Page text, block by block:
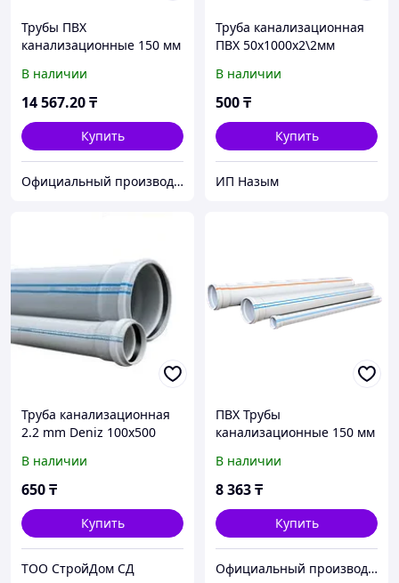
Трубы ПВХ
канализационные 150 мм
Трёхметровые
В наличии
14 567.20₸
Купить
Официальный производитель и дистрибьютор пластиковых труб Deniz и оконного профиля Wuko
Труба канализационная
ПВХ 50х1000х2\2мм
В наличии
500₸
Купить
ИП Назым
Труба канализационная
2.2 mm Deniz 100х500
В наличии
650₸
Купить
TOO CтpoйДoм CД
ПВХ Трубы
канализационные 150 мм
метровые)
В наличии
8 363₸
Купить
Официальный производитель и дистрибьютор пластиковых труб Deniz и оконного профиля Wuko